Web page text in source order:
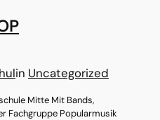
in Uncategorized
Mitte Mit Bands,
Fachgruppe Popularmusik